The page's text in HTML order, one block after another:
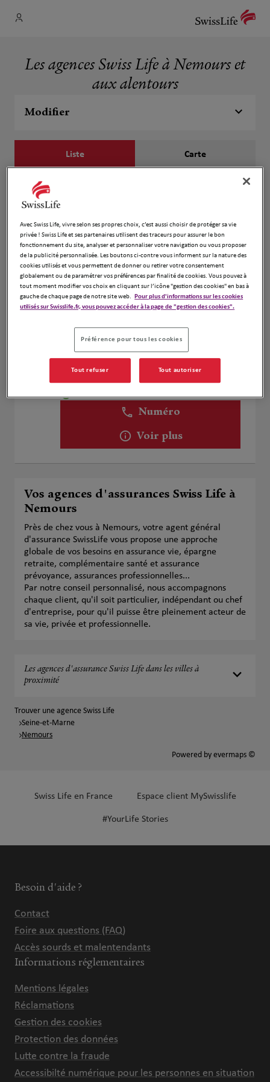
Les agences Swiss Life à Nemours et
aux alentours
Modifier
Liste Carte
1
16.1 km 77300 Fontainebleau
Fermé aujourd'hui
Ouvert sur rdv 08:00 - 18:00
Numéro
Voir plus
km
Fabrice Dumont
10 Quai Du Patis
45200 Montargis
Fermé aujourd'hui
Ouvert sur rdv 09:00 - 12:00
Numéro
Voir plus
Vos agences d'assurances Swiss Life à
Nemours
Près de chez vous à Nemours, votre agent général
d'assurance SwissLife vous propose une approche
globale de vos besoins en assurance vie, épargne
retraite, complémentaire santé et assurance
prévoyance, assurances professionnelles...
Par notre conseil personnalisé, nous accompagnons
chaque client, qu'il soit particulier, indépendant ou chef
d'entreprise, pour qu'il puisse être pleinement acteur de
sa vie, privée et professionnelle.
Les agences d'assurance Swiss Life dans les villes à
proximité
Trouver une agence Swiss Life
Seine-et-Marne
Nemours
Powered by evermaps ©
Swiss Life en France Espace client MySwisslife
#YourLife Stories
Besoin d'aide ?
Contact
Foire aux questions (FAQ)
Accès sourds et malentendants
Informations réglementaires
Mentions légales
Réclamations
Gestion des cookies
Protection des données
Lutte contre la fraude
Accessibilté numérique pour les personnes en situation
Avec Swiss Life, vivre selon ses propres choix, c’est aussi choisir de protéger sa vie
privée ! Swiss Life et ses partenaires utilisent des traceurs pour assurer le bon
fonctionnement du site, analyser et personnaliser votre navigation ou vous proposer
de la publicité personnalisée. Les boutons ci-contre vous informent sur la nature des
cookies utilisés et vous permettent de donner ou retirer votre consentement
globalement ou de paramétrer vos préférences par finalité de cookies. Vous pouvez à
tout moment modifier vos choix en cliquant sur l’icône "gestion des cookies" en bas à
gauche de chaque page de notre site web. Pour plus d'informations sur les cookies
utilisés sur Swisslife.fr, vous pouvez accéder à la page de "gestion des cookies".
Préférence pour tous les cookies
Tout refuser Tout autoriser